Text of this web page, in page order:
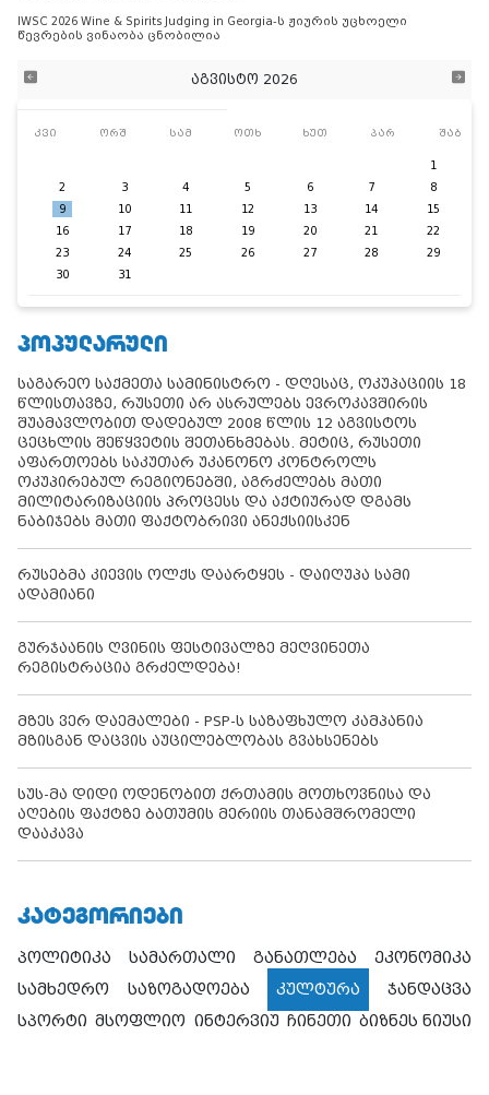
IWSC 2026 Wine & Spirits Judging in Georgia-ს ჟიურის უცხოელი
წევრების ვინაობა ცნობილია
აგვისტო 2026
კვი ორშ სამ ოთხ ხუთ პარ შაბ
1
2
3 4 5 6 7
8
9
10 11 12 13 14
15
16
17 18 19 20 21
22
23
24 25 26 27 28
29
30
31
ᲞᲝᲞᲣᲚᲐᲠᲣᲚᲘ
საგარეო საქმეთა სამინისტრო - დღესაც, ოკუპაციის 18
წლისთავზე, რუსეთი არ ასრულებს ევროკავშირის
შუამავლობით დადებულ 2008 წლის 12 აგვისტოს
ცეცხლის შეწყვეტის შეთანხმებას. მეტიც, რუსეთი
აფართოებს საკუთარ უკანონო კონტროლს
ოკუპირებულ რეგიონებში, აგრძელებს მათი
მილიტარიზაციის პროცესს და აქტიურად დგამს
ნაბიჯებს მათი ფაქტობრივი ანექსიისკენ
რუსებმა კიევის ოლქს დაარტყეს - დაიღუპა სამი
ადამიანი
გურჯაანის ღვინის ფესტივალზე მეღვინეთა
რეგისტრაცია გრძელდება!
მზეს ვერ დაემალები - PSP-ს საზაფხულო კამპანია
მზისგან დაცვის აუცილებლობას გვახსენებს
სუს-მა დიდი ოდენობით ქრთამის მოთხოვნისა და
აღების ფაქტზე ბათუმის მერიის თანამშრომელი
დააკავა
ᲙᲐᲢᲔᲒᲝᲠᲘᲔᲑᲘ
პოლიტიკა სამართალი განათლება
ეკონომიკა
სამხედრო
საზოგადოება კულტურა
ჯანდაცვა
სპორტი მსოფლიო ინტერვიუ ჩინეთი ბიზნეს ნიუსი